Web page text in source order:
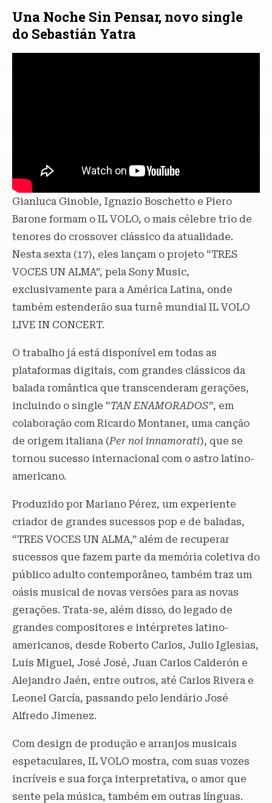
Una Noche Sin Pensar, novo single
do Sebastián Yatra
Gianluca Ginoble, Ignazio Boschetto e Piero
Barone formam o IL VOLO, o mais célebre trio de
tenores do crossover clássico da atualidade.
Nesta sexta (17), eles lançam o projeto “TRES
VOCES UN ALMA”, pela Sony Music,
exclusivamente para a América Latina, onde
também estenderão sua turnê mundial IL VOLO
LIVE IN CONCERT.
O trabalho já está disponível em todas as
plataformas digitais, com grandes clássicos da
balada romântica que transcenderam gerações,
incluindo o single “TAN ENAMORADOS”, em
colaboração com Ricardo Montaner, uma canção
de origem italiana (Per noi innamorati), que se
tornou sucesso internacional com o astro latino-
americano.
Produzido por Mariano Pérez, um experiente
criador de grandes sucessos pop e de baladas,
“TRES VOCES UN ALMA,” além de recuperar
sucessos que fazem parte da memória coletiva do
público adulto contemporâneo, também traz um
oásis musical de novas versões para as novas
gerações. Trata-se, além disso, do legado de
grandes compositores e intérpretes latino-
americanos, desde Roberto Carlos, Julio Iglesias,
Luis Miguel, José José, Juan Carlos Calderón e
Alejandro Jaén, entre outros, até Carlos Rivera e
Leonel García, passando pelo lendário José
Alfredo Jimenez.
Com design de produção e arranjos musicais
espetaculares, IL VOLO mostra, com suas vozes
incríveis e sua força interpretativa, o amor que
sente pela música, também em outras línguas.